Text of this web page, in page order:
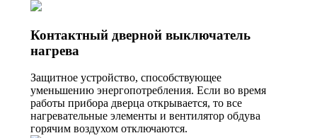
Контактный дверной выключатель
нагрева
Защитное устройство, способствующее
уменьшению энергопотребления. Если во время
работы прибора дверца открывается, то все
нагревательные элементы и вентилятор обдува
горячим воздухом отключаются.